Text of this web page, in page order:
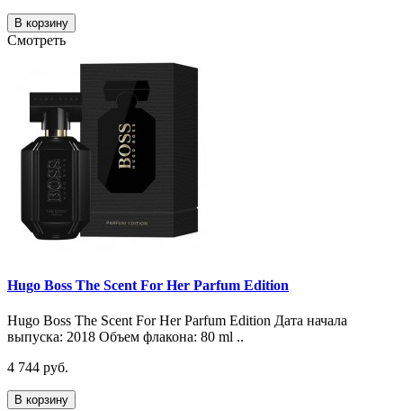
В корзину
Смотреть
Hugo Boss The Scent For Her Parfum Edition
Hugo Boss The Scent For Her Parfum Edition Дата начала
выпуска: 2018 Объем флакона: 80 ml ..
4 744 руб.
В корзину